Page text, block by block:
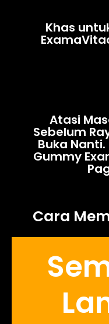
Khas
Atasi
Sebelum
Buka
Gummy
Cara